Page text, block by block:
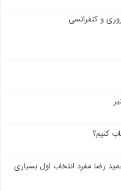
و کنفرانسی
کنیم؟
رضا مفرد انتخاب اول بسیاری